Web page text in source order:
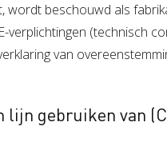
wordt beschouwd als
verplichtingen (technisch
van
lijn gebruiken van